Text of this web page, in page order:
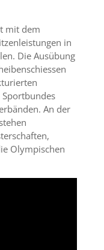
mit dem
in
Die Ausübung
An der
Olympischen